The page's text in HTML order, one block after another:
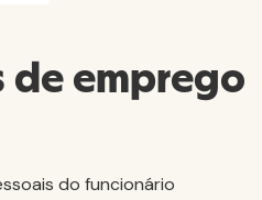
de emprego
do funcionário